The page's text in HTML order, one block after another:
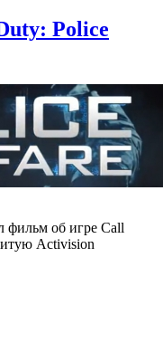
Police
фильм об игре Call
Activision